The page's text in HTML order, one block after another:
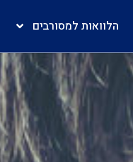
הלוואות למסורבים